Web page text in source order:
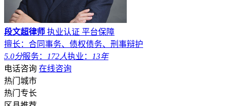
段文超律师 执业认证 平台保障
擅长：合同事务、债权债务、刑事辩护
5.0分服务： 172人执业：
13年
电话咨询 在线咨询
热门城市
热门专长